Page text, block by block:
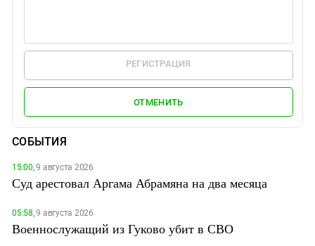
РЕГИСТРАЦИЯ
ОТМЕНИТЬ
СОБЫТИЯ
15:00,9 августа 2026
Суд арестовал Аргама Абрамяна на два месяца
05:58,9 августа 2026
Военнослужащий из Гуково убит в СВО